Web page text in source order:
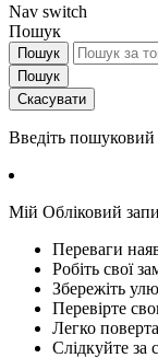
Nav switch
Пошук
Пошук
Пошук
Скасувати
Введіть пошуковий
Мій Обліковий
Переваги
Робіть свої
Збережіть
Перевірте
Легко
Слідкуйте